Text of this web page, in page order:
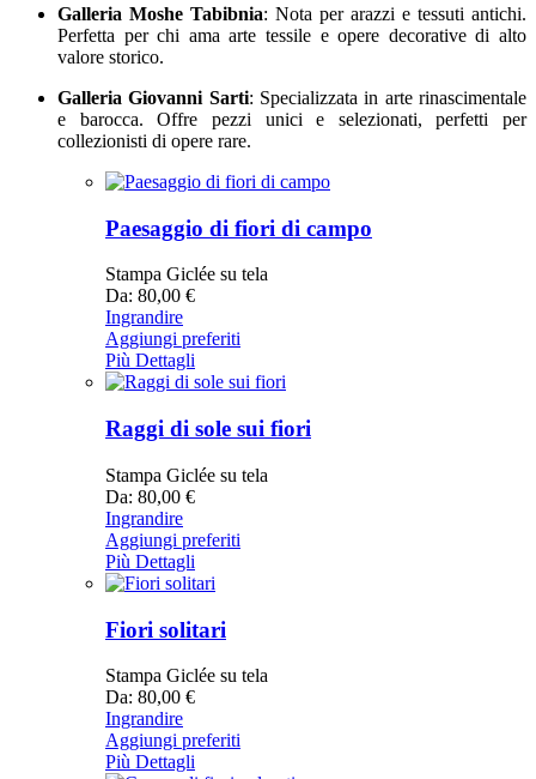
Galleria Moshe Tabibnia: Nota per arazzi e tessuti antichi.
Perfetta per chi ama arte tessile e opere decorative di alto
valore storico.
Galleria Giovanni Sarti: Specializzata in arte rinascimentale
e barocca. Offre pezzi unici e selezionati, perfetti per
collezionisti di opere rare.
Paesaggio di fiori di campo
Stampa Giclée su tela
Da: 80,00 €
Ingrandire
Aggiungi preferiti
Più Dettagli
Raggi di sole sui fiori
Stampa Giclée su tela
Da: 80,00 €
Ingrandire
Aggiungi preferiti
Più Dettagli
Fiori solitari
Stampa Giclée su tela
Da: 80,00 €
Ingrandire
Aggiungi preferiti
Più Dettagli